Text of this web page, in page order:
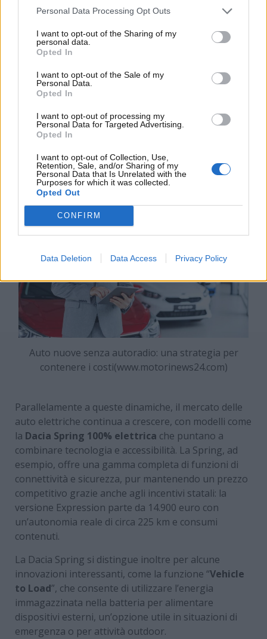
Personal Data Processing Opt Outs
I want to opt-out of the Sharing of my
personal data.
Opted In
I want to opt-out of the Sale of my
Personal Data.
Opted In
I want to opt-out of processing my
Personal Data for Targeted Advertising.
Opted In
I want to opt-out of Collection, Use,
Retention, Sale, and/or Sharing of my
Personal Data that Is Unrelated with the
Purposes for which it was collected.
Opted Out
CONFIRM
Data Deletion Data Access Privacy Policy
emergenza. In caso di blackout o interruzione della
l’unico canale informativo in grado di fornire
aggiornamenti cruciali per la sicurezza pubblica,
anche per giorni consecutivi.
Questo scenario evidenzia come la rinuncia
soltanto una misura di contenimento dei costi, ma un
segnale di un cambiamento più profondo, che
sicurezza collettiva.
Auto nuove senza autoradio: una strategia per
contenere i costi(www.motorinews24.com)
Parallelamente a queste dinamiche, il mercato delle
auto elettriche continua a crescere, con modelli come
la Dacia Spring 100% elettrica che puntano a
combinare tecnologia e accessibilità. La Spring, ad
esempio, offre una gamma completa di funzioni di
connettività e sicurezza, pur mantenendo un prezzo
competitivo grazie anche agli incentivi statali: la
versione Expression parte da 14.900 euro con
un’autonomia reale di circa 225 km e consumi
contenuti.
La Dacia Spring si distingue inoltre per alcune
innovazioni interessanti, come la funzione “Vehicle
to Load”, che consente di utilizzare l’energia
immagazzinata nella batteria per alimentare
dispositivi esterni, un’opzione utile in situazioni di
emergenza o per attività outdoor.